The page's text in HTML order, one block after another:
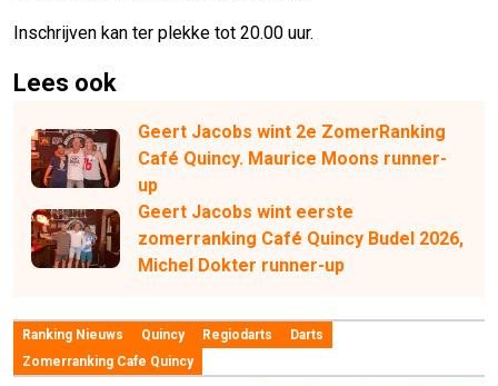
Inschrijven kan ter plekke tot 20.00 uur.
Lees ook
Geert Jacobs wint 2e ZomerRanking
Café Quincy. Maurice Moons runner-
up
Geert Jacobs wint eerste
zomerranking Café Quincy Budel 2026,
Michel Dokter runner-up
Ranking Nieuws Quincy Regiodarts
Darts
Zomerranking Cafe Quincy